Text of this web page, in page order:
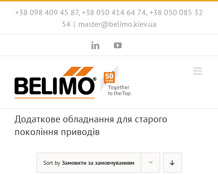
+38 098 409 45 87, +38 050 414 64 74, +38 050 085 32
54 | master@belimo.kiev.ua
LinkedInYouTube
Додаткове обладнання для старого
покоління приводів
Sort by Замовити за замовчуванням